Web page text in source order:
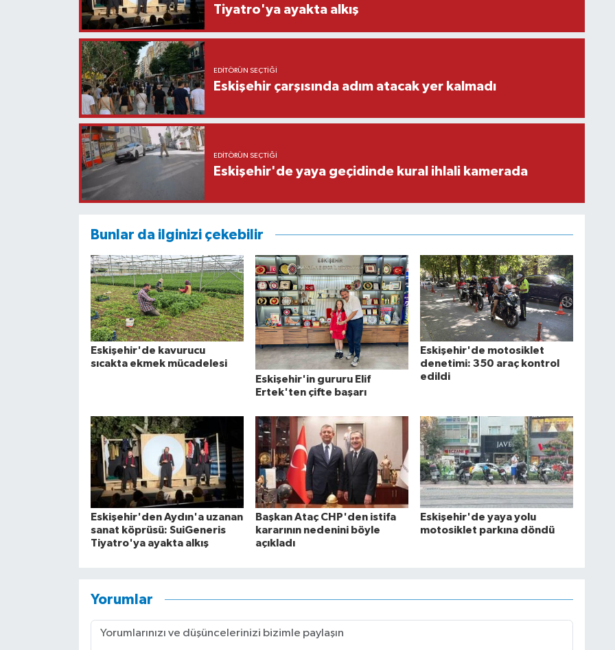
Tiyatro'ya ayakta alkış
EDITÖRÜN SEÇTIĞI
Eskişehir çarşısında adım atacak yer kalmadı
EDITÖRÜN SEÇTIĞI
Eskişehir'de yaya geçidinde kural ihlali kamerada
Bunlar da ilginizi çekebilir
Eskişehir'de kavurucu
sıcakta ekmek mücadelesi
Eskişehir'in gururu Elif
Ertek'ten çifte başarı
Eskişehir'de motosiklet
denetimi: 350 araç kontrol
edildi
Eskişehir'den Aydın'a uzanan
sanat köprüsü: SuiGeneris
Tiyatro'ya ayakta alkış
Başkan Ataç CHP'den istifa
kararının nedenini böyle
açıkladı
Eskişehir'de yaya yolu
motosiklet parkına döndü
Yorumlar